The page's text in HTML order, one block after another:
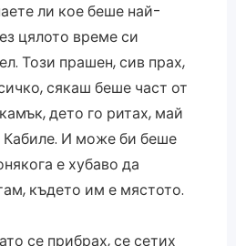
ли кое беше най-
цялото време си
Този прашен, сив прах,
сякаш беше част от
дето го ритах, май
И може би беше
е хубаво да
където им е мястото.
се прибрах, се сетих